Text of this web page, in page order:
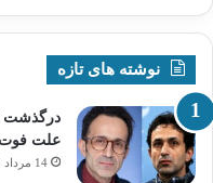
نوشته های تازه
درگذشت
علت فوت
14 مرداد 1405